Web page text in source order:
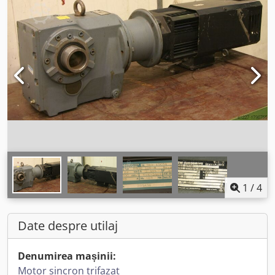
1 /4
Date despre utilaj
Denumirea mașinii:
Motor sincron trifazat